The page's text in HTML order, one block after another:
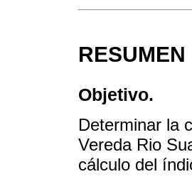
RESUMEN
Objetivo.
Determinar la
Vereda Rio
cálculo del